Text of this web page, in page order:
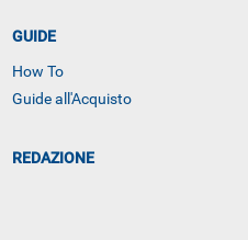
GUIDE
How To
Guide all'Acquisto
REDAZIONE